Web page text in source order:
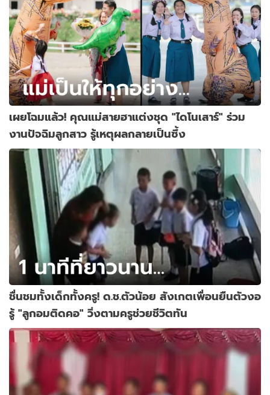
เผยโฉมแล้ว! คุณแม่สายฮาแต่งชุด "ไดโนเสาร์" ร่วม
งานปัจฉิมลูกสาว รู้เหตุผลกลายเป็นซึ้ง
ชื่นชมทั้งเด็กทั้งครู! ด.ช.ตัวน้อย สังเกตเพื่อนยืนตัวงอ
รู้ "ลูกอมติดคอ" วิ่งตามครูช่วยชีวิตทัน